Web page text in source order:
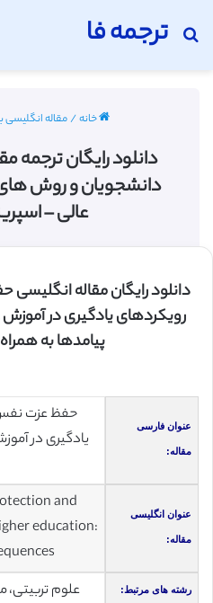
ترجمه فا
جستجو برای
خانه/مقاله انگلیسی
دانلود رایگان
دانشجویان و روش
عالی –
دانلود رایگان مقاله
رویکردهای یادگیری در
پیامدها به
عنوان فارسی
مقاله:
حفظ عزت
یادگیری در
عنوان انگلیسی
مقاله:
and
education:
رشته های مرتبط: علوم تربیتی،